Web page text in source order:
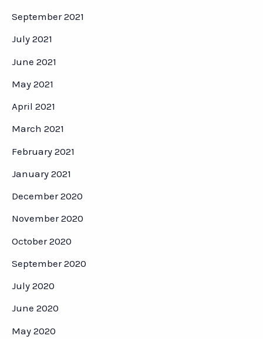
September 2021
July 2021
June 2021
May 2021
April 2021
March 2021
February 2021
January 2021
December 2020
November 2020
October 2020
September 2020
July 2020
June 2020
May 2020